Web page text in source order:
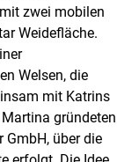
zwei mobilen
Weidefläche.
Welsen, die
mit Katrins
gründeten
über die